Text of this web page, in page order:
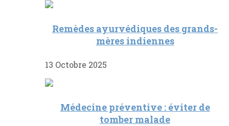
Remèdes ayurvédiques des grands-
mères indiennes
13 Octobre 2025
Médecine préventive : éviter de
tomber malade